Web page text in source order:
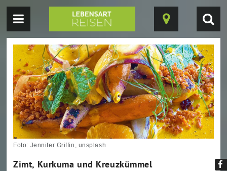
einblenden
Karte
ein-/
Foto: Jennifer Griffin, unsplash
Zimt, Kurkuma und Kreuzkümmel